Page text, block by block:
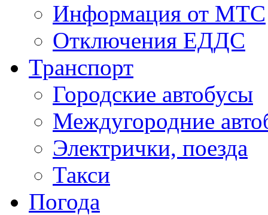
Информация от МТС
Отключения ЕДДС
Транспорт
Городские автобусы
Междугородние
Электрички, поезда
Такси
Погода